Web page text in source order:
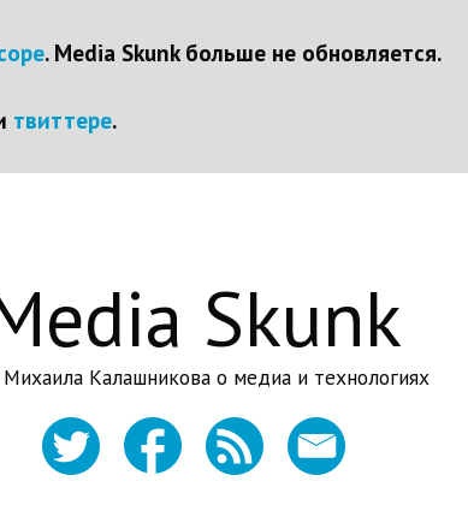
. Media Skunk больше не обновляется.
твиттере.
Skunk
Михаила Калашникова о медиа и технологиях